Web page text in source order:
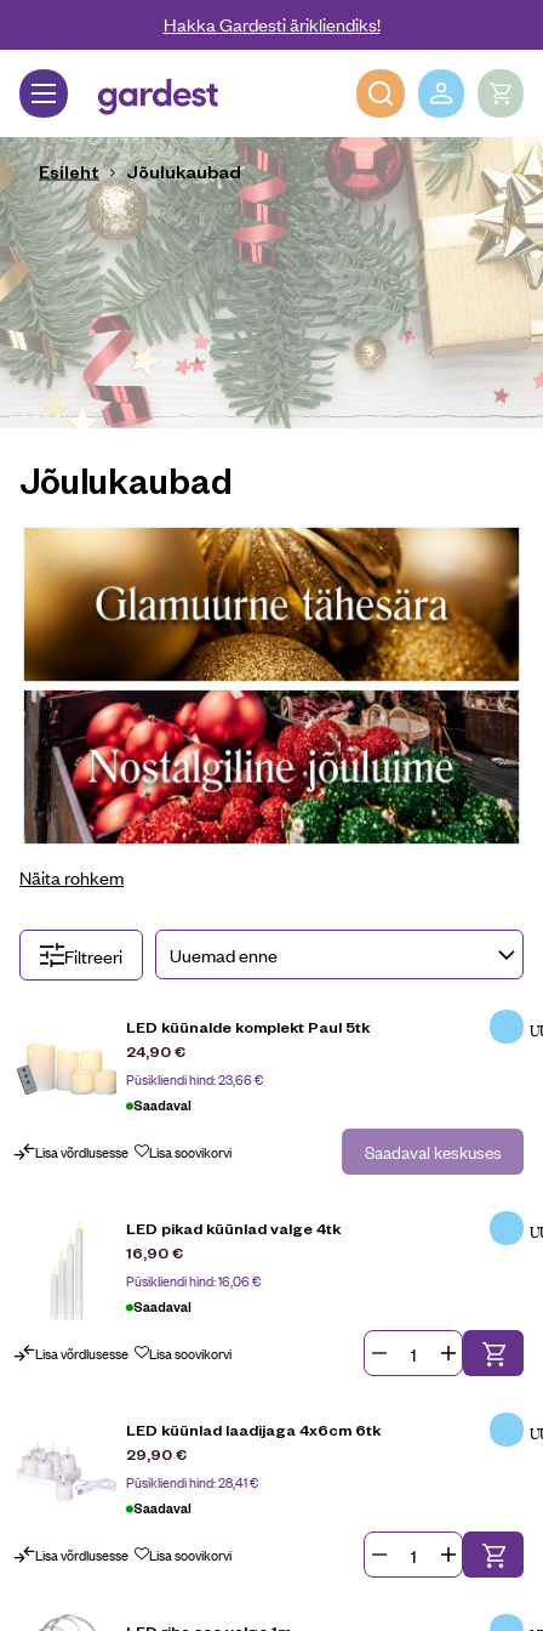
Liigu edasi põhisisu juurdeHakka Gardesti ärikliendiks!
Gardest
Esileht Jõulukaubad
Jõulukaubad
Näita rohkem
Filtreeri
LED küünalde komplekt Paul 5tk
24,90€
Püsikliendi hind:23,66€
Saadaval
Lisa võrdlusesse Lisa soovikorvi Saadaval keskuses
LED pikad küünlad valge 4tk
16,90€
Püsikliendi hind:16,06€
Saadaval
Lisa võrdlusesse Lisa soovikorvi
LED küünlad laadijaga 4x6cm 6tk
29,90€
Püsikliendi hind:28,41€
Saadaval
Lisa võrdlusesse Lisa soovikorvi